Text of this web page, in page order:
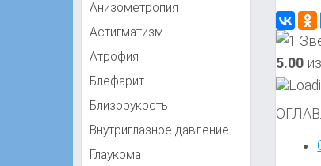
5.00
Анизометропия
Астигматизм
Атрофия
Блефарит
Близорукость
Внутриглазное давление
Глаукома